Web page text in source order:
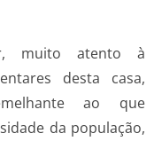
muito atento à
desta casa,
ao que
da população,